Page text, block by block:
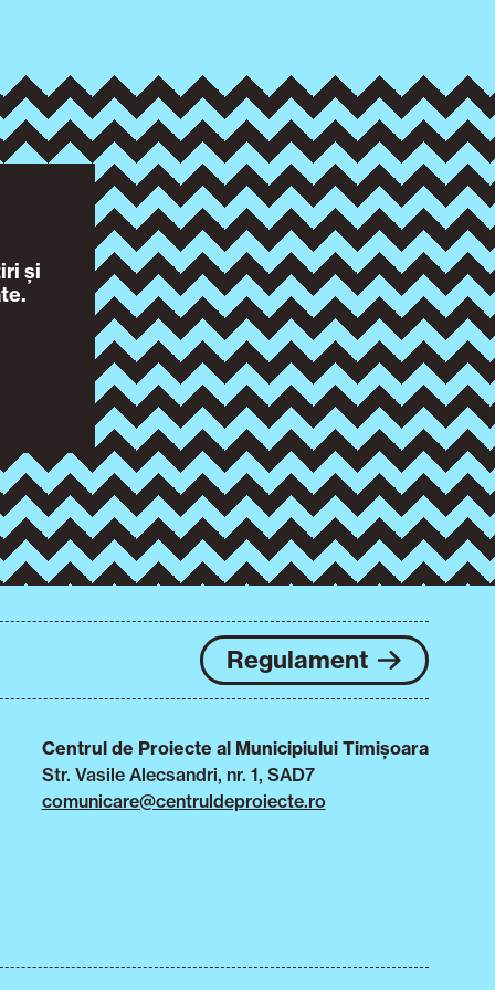
și
Regulament
Centrul de Proiecte al Municipiului Timișoara
Str. Vasile Alecsandri, nr. 1, SAD7
comunicare@centruldeproiecte.ro